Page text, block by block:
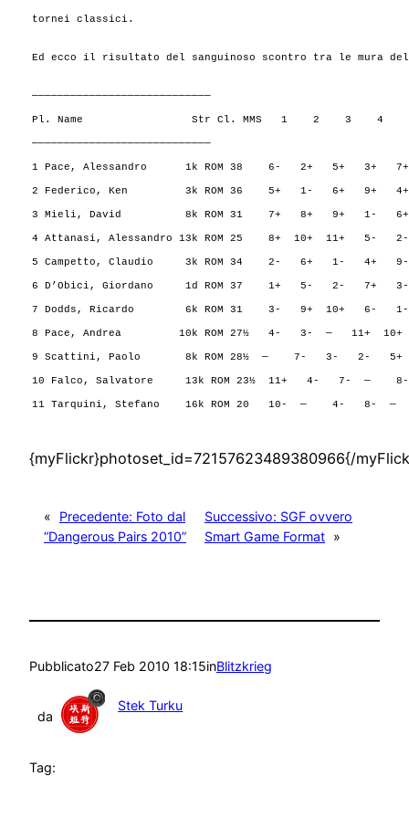
tornei classici.
Ed ecco il risultato del sanguinoso scontro tra le mura del
————————————————————————————
Pl. Name Str Cl. MMS 1 2 3 4 5 Pt
————————————————————————————
1 Pace, Alessandro 1k ROM 38 6- 2+ 5+
2 Federico, Ken 3k ROM 36 5+ 1- 6+ 9+
3 Mieli, David 8k ROM 31 7+ 8+ 9+ 1-
4 Attanasi, Alessandro 13k ROM 25 8+ 10+ 11+
5 Campetto, Claudio 3k ROM 34 2- 6+ 1-
6 D’Obici, Giordano 1d ROM 37 1+ 5- 2-
7 Dodds, Ricardo 6k ROM 31 3- 9+ 10+
8 Pace, Andrea 10k ROM 27½ 4- 3- — 11+
9 Scattini, Paolo 8k ROM 28½ — 7- 3- 2-
10 Falco, Salvatore 13k ROM 23½ 11+ 4- 7-
11 Tarquini, Stefano 16k ROM 20 10- — 4-
{myFlickr}photoset_id=72157623489380966{/
« Precedente: Foto dal
“Dangerous Pairs 2010”
Successivo: SGF ovvero
Smart Game Format »
Pubblicato27 Feb 2010 18:15inBlitzkrieg
da
Stek Turku
Tag: